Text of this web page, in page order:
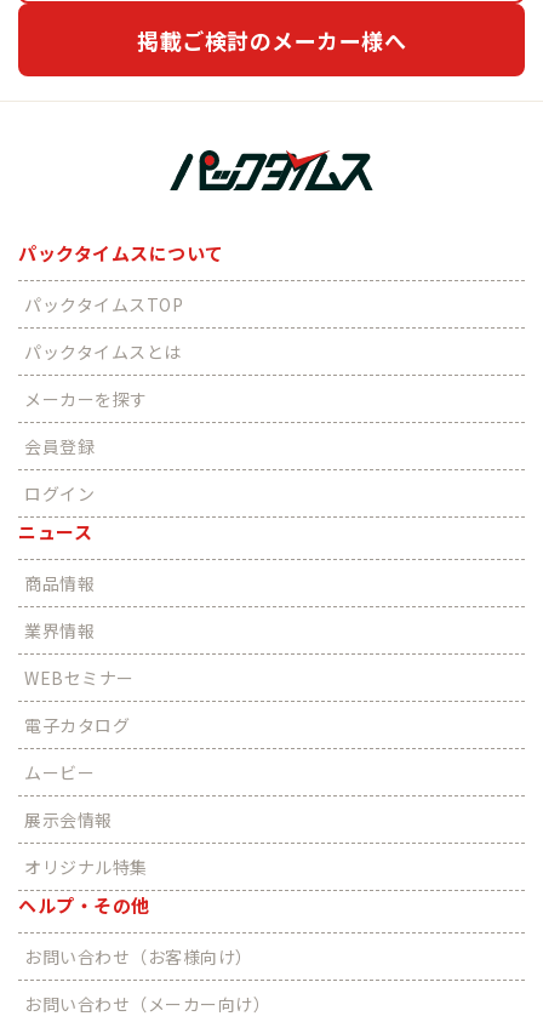
掲載ご検討のメーカー様へ
パックタイムスについて
パックタイムスTOP
パックタイムスとは
メーカーを探す
会員登録
ログイン
ニュース
商品情報
業界情報
WEBセミナー
電子カタログ
ムービー
展示会情報
オリジナル特集
ヘルプ・その他
お問い合わせ（お客様向け）
お問い合わせ（メーカー向け）